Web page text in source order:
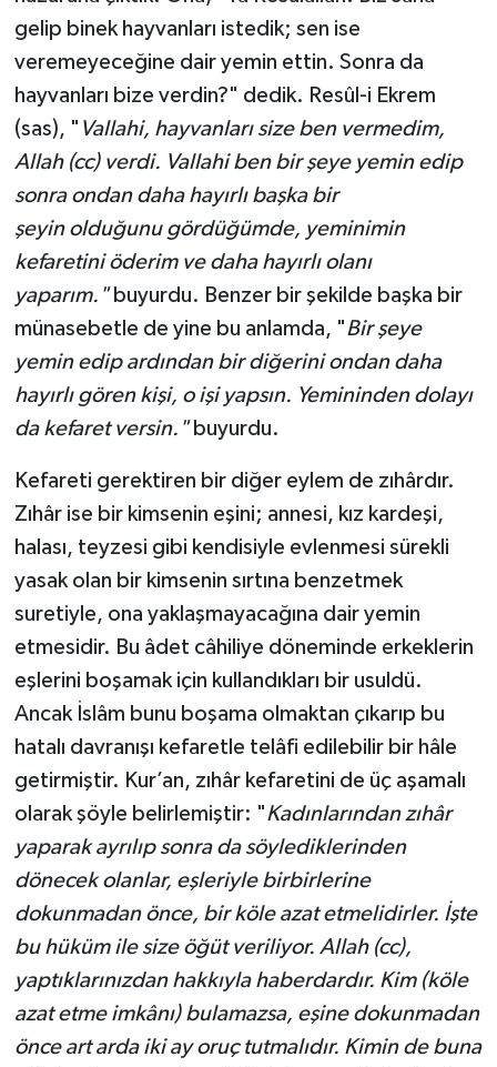
gelip binek hayvanları istedik; sen ise
veremeyeceğine dair yemin ettin. Sonra da
hayvanları bize verdin?" dedik. Resûl-i Ekrem
(sas), " Vallahi, hayvanları size ben vermedim,
Allah (cc) verdi. Vallahi ben bir şeye yemin edip
sonra ondan daha hayırlı başka bir
şeyin olduğunu gördüğümde, yeminimin
kefaretini öderim ve daha hayırlı olanı
yaparım."buyurdu. Benzer bir şekilde başka bir
münasebetle de yine bu anlamda, "Bir şeye
yemin edip ardından bir diğerini ondan daha
hayırlı gören kişi, o işi yapsın. Yemininden dolayı
da kefaret versin."buyurdu.
Kefareti gerektiren bir diğer eylem de zıhârdır.
Zıhâr ise bir kimsenin eşini; annesi, kız kardeşi,
halası, teyzesi gibi kendisiyle evlenmesi sürekli
yasak olan bir kimsenin sırtına benzetmek
suretiyle, ona yaklaşmayacağına dair yemin
etmesidir. Bu âdet câhiliye döneminde erkeklerin
eşlerini boşamak için kullandıkları bir usuldü.
Ancak İslâm bunu boşama olmaktan çıkarıp bu
hatalı davranışı kefaretle telâfi edilebilir bir hâle
getirmiştir. Kur’an, zıhâr kefaretini de üç aşamalı
olarak şöyle belirlemiştir: "Kadınlarından zıhâr
yaparak ayrılıp sonra da söylediklerinden
dönecek olanlar, eşleriyle birbirlerine
dokunmadan önce, bir köle azat etmelidirler. İşte
bu hüküm ile size öğüt veriliyor. Allah (cc),
yaptıklarınızdan hakkıyla haberdardır. Kim (köle
azat etme imkânı) bulamazsa, eşine dokunmadan
önce art arda iki ay oruç tutmalıdır. Kimin de buna